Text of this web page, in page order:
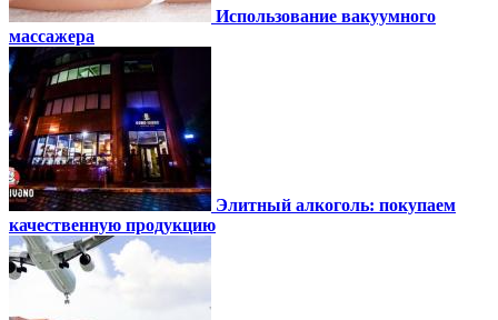
Использование вакуумного
массажера
Элитный алкоголь: покупаем
качественную продукцию